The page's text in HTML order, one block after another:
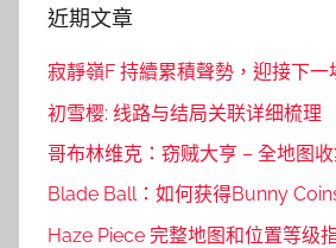
近期文章
寂靜嶺F 持續累積聲勢，迎接下一
初雪樱: 线路与结局关联详细梳理
哥布林维克：窃贼大亨 – 全地图
Blade Ball：如何获得Bunny
Haze Piece 完整地图和位置等级